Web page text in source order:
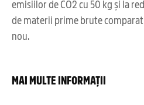
emisiilor de CO2 cu 50 kg și la
de materii prime brute
nou.
MAI MULTE INFORMAȚII